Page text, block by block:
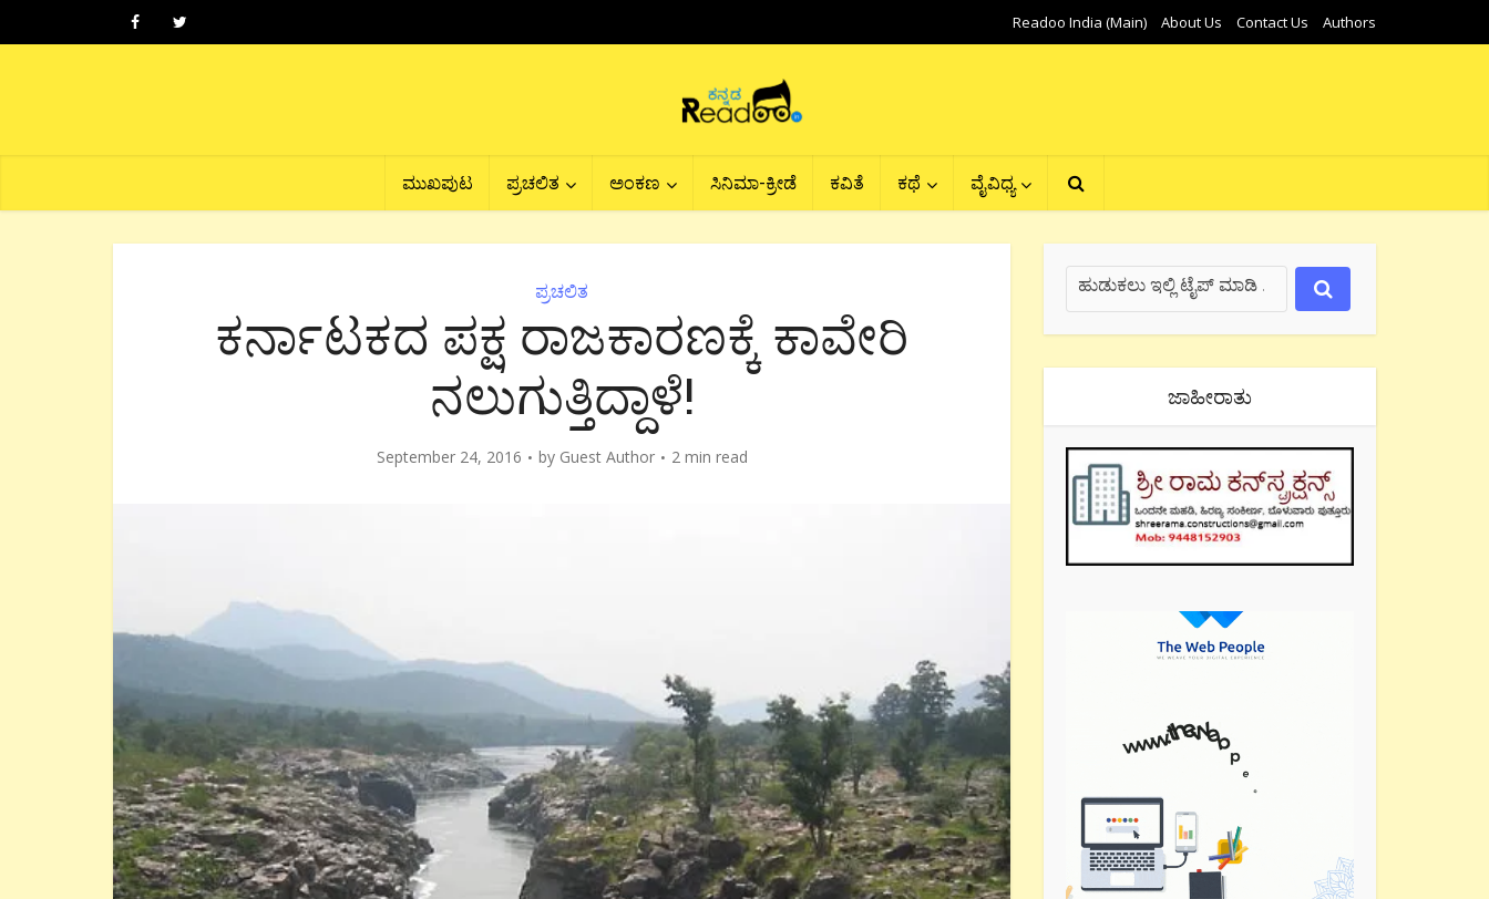
Readoo India (Main) About Us Contact Us Authors
ಮುಖಪುಟ ಪ್ರಚಲಿತ ಅಂಕಣ ಸಿನಿಮಾ-ಕ್ರೀಡೆ ಕವಿತೆ ಕಥೆ ವೈವಿಧ್ಯ
ಪ್ರಚಲಿತ
ಕರ್ನಾಟಕದ ಪಕ್ಷ ರಾಜಕಾರಣಕ್ಕೆ ಕಾವೇರಿ
ನಲುಗುತ್ತಿದ್ದಾಳೆ!
September 24, 2016 by Guest Author 2 min read
ಜಾಹೀರಾತು